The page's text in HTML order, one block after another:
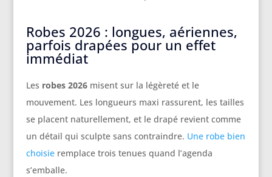
Robes 2026 : longues, aériennes,
parfois drapées pour un effet
immédiat
Les robes 2026misent sur la légèreté et le
mouvement. Les longueurs maxi rassurent, les tailles
se placent naturellement, et le drapé revient comme
un détail qui sculpte sans contraindre. Une robe bien
choisieremplace trois tenues quand l’agenda
s’emballe.